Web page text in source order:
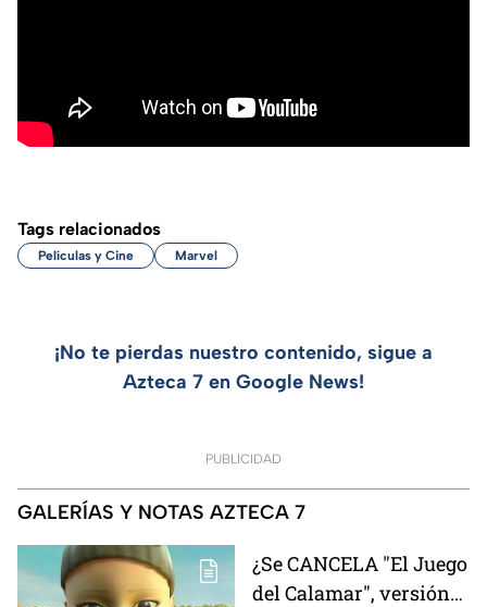
Tags relacionados
Películas y Cine Marvel
¡No te pierdas nuestro contenido, sigue a
Azteca 7 en Google News!
PUBLICIDAD
GALERÍAS Y NOTAS AZTECA 7
¿Se CANCELA "El Juego
del Calamar", versión